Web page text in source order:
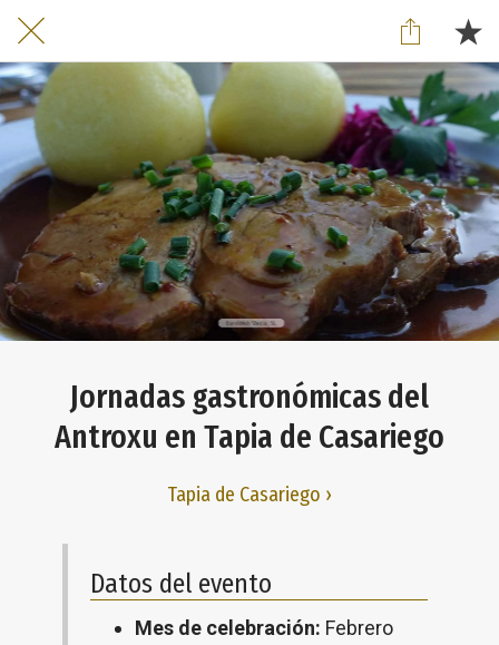
Jornadas gastronómicas del
Antroxu en Tapia de Casariego
Tapia de Casariego ›
Datos del evento
Mes de celebración: Febrero